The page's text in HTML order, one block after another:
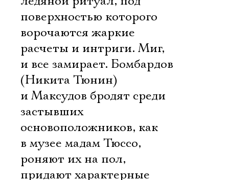
поверхностью которого
ворочаются жаркие
расчеты и интриги. Миг,
и все замирает. Бомбардов
(Никита Тюнин)
и Максудов бродят среди
застывших
основоположников, как
в музее мадам Тюссо,
роняют их на пол,
придают характерные